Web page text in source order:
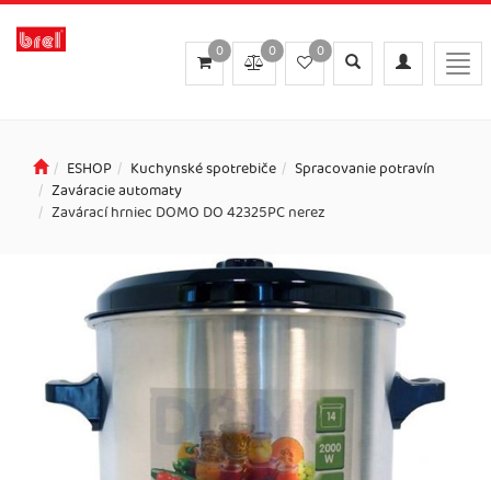
Toggle
navigation
Toggle
search
0
0
0
ESHOP Kuchynské spotrebiče
Spracovanie potravín
Zaváracie automaty
Zavárací hrniec DOMO DO 42325PC nerez